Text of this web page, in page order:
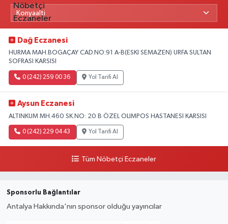
Dağ Eczanesi
HURMA MAH.BOGAÇAY CAD.NO:91 A-B(ESKI SEMAZEN) URFA SULTAN
SOFRASI KARSISI
0 (242) 259 00 36 Yol Tarifi Al
Aysun Eczanesi
ALTINKUM MH.460 SK.NO: 20 B ÖZEL OLIMPOS HASTANESI KARSISI
0 (242) 229 04 43 Yol Tarifi Al
Tüm Nöbetçi Eczaneler
Sponsorlu Bağlantılar
Antalya Hakkında'nın sponsor olduğu yayıncılar